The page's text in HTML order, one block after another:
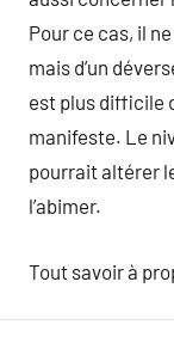
Pour ce cas, il
mais d’un
est plus difficile
manifeste. Le
pourrait altérer
l’abimer.
Tout savoir à